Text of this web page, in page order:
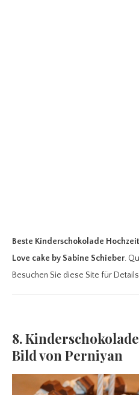
Beste Kinderschokolade
Love cake by Sabine Schieber.
Besuchen Sie diese Site für
8.
Bild von Perniyan